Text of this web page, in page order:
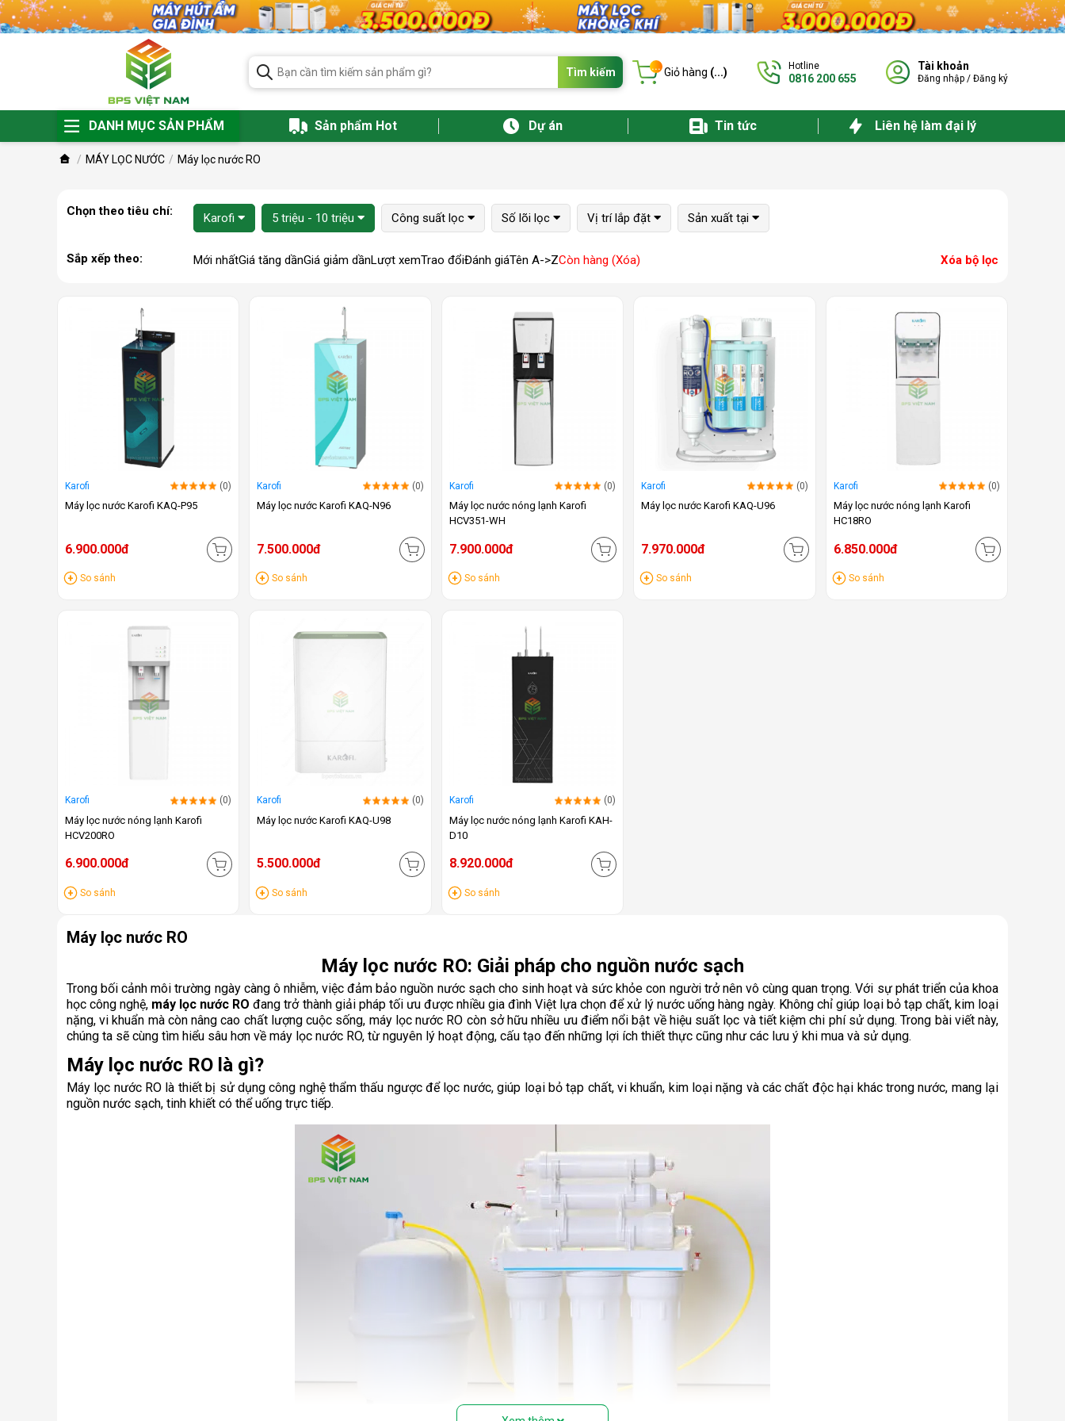
Tìm kiếm ... Giỏ hàng (...) Hotline
0816 200 655
Tài khoản
Đăng nhập / Đăng ký
DANH MỤC SẢN PHẨM Sản phẩm Hot Dự án Tin tức Liên hệ làm đại lý
MÁY LỌC NƯỚC Máy lọc nước RO
Chọn theo tiêu chí: Karofi 5 triệu - 10 triệu Công suất lọc Số lõi lọc Vị trí lắp đặt Sản xuất tại
Sắp xếp theo: Mới nhấtGiá tăng dầnGiá giảm dầnLượt xemTrao đổiĐánh giáTên A->ZCòn hàng (Xóa) Xóa bộ lọc
Karofi (0)
Máy lọc nước Karofi KAQ-P95
6.900.000đ
So sánh
Karofi (0)
Máy lọc nước Karofi KAQ-N96
7.500.000đ
So sánh
Karofi (0)
Máy lọc nước nóng lạnh Karofi
HCV351-WH
7.900.000đ
So sánh
Karofi (0)
Máy lọc nước Karofi KAQ-U96
7.970.000đ
So sánh
Karofi (0)
Máy lọc nước nóng lạnh Karofi
HC18RO
6.850.000đ
So sánh
Karofi (0)
Máy lọc nước nóng lạnh Karofi
HCV200RO
6.900.000đ
So sánh
Karofi (0)
Máy lọc nước Karofi KAQ-U98
5.500.000đ
So sánh
Karofi (0)
Máy lọc nước nóng lạnh Karofi KAH-
D10
8.920.000đ
So sánh
Máy lọc nước RO
Máy lọc nước RO: Giải pháp cho nguồn nước sạch
Trong bối cảnh môi trường ngày càng ô nhiễm, việc đảm bảo nguồn nước sạch cho sinh hoạt và sức khỏe con người trở nên vô cùng quan trọng. Với sự phát triển của khoa
học công nghệ, máy lọc nước RO đang trở thành giải pháp tối ưu được nhiều gia đình Việt lựa chọn để xử lý nước uống hàng ngày. Không chỉ giúp loại bỏ tạp chất, kim loại
nặng, vi khuẩn mà còn nâng cao chất lượng cuộc sống, máy lọc nước RO còn sở hữu nhiều ưu điểm nổi bật về hiệu suất lọc và tiết kiệm chi phí sử dụng. Trong bài viết này,
chúng ta sẽ cùng tìm hiểu sâu hơn về máy lọc nước RO, từ nguyên lý hoạt động, cấu tạo đến những lợi ích thiết thực cũng như các lưu ý khi mua và sử dụng.
Máy lọc nước RO là gì?
Máy lọc nước RO là thiết bị sử dụng công nghệ thẩm thấu ngược để lọc nước, giúp loại bỏ tạp chất, vi khuẩn, kim loại nặng và các chất độc hại khác trong nước, mang lại
nguồn nước sạch, tinh khiết có thể uống trực tiếp.